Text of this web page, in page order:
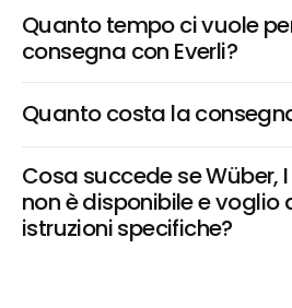
Quanto tempo ci vuole
consegna con Everli?
Quanto costa la
Cosa succede se Wüber,
non è disponibile e voglio
istruzioni specifiche?